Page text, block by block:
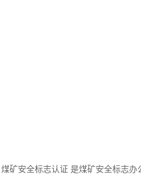
煤矿安全标志认证 是煤矿安全标志